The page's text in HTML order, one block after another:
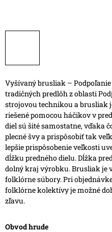
Vyšívaný brusliak – Podpoľanie
tradičných predlôh z oblasti
strojovou technikou a brusliak
riešené pomocou háčikov v
diel sú šité samostatne, vďaka
plecné švy a prispôsobiť tak
lepšie prispôsobenie veľkosti
dĺžku predného dielu. Dĺžka
dolný kraj výrobku.Brusliak je
folklórne súbory. Pri
folklórne kolektívy je možné
zľavu.
Obvod hrude